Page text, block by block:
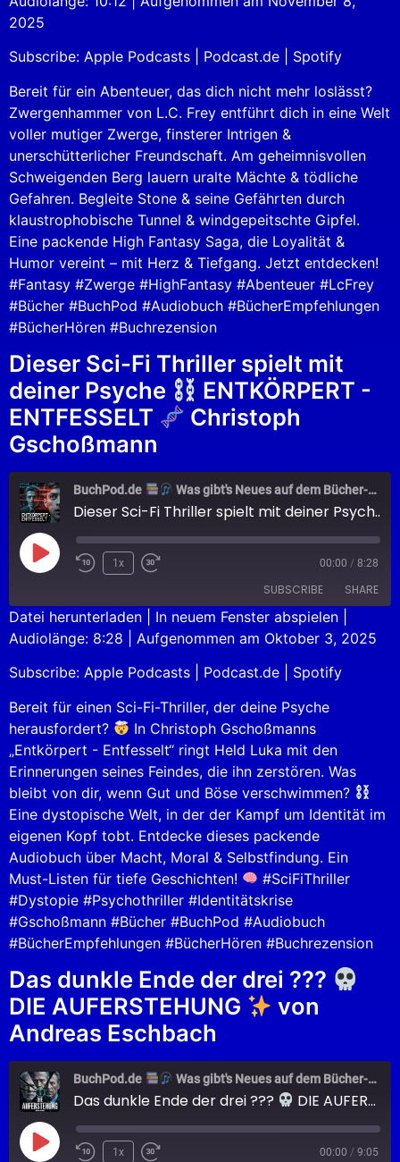
Apple Podcasts Podcast.de
RSS FEED
SHARE
EMBED
2025
Subscribe: Apple Podcasts Podcast.de
Spotify
Bereit für ein Abenteuer, das dich nicht mehr loslässt?
Zwergenhammer von L.C. Frey entführt dich in eine Welt
voller mutiger Zwerge, finsterer Intrigen &
unerschütterlicher Freundschaft. Am geheimnisvollen
Schweigenden Berg lauern uralte Mächte & tödliche
Gefahren. Begleite Stone & seine Gefährten durch
klaustrophobische Tunnel & windgepeitschte Gipfel.
Eine packende High Fantasy Saga, die Loyalität &
Humor vereint – mit Herz & Tiefgang. Jetzt entdecken!
#Fantasy #Zwerge #HighFantasy #Abenteuer #LcFrey
#Bücher #BuchPod #Audiobuch #BücherEmpfehlungen
#BücherHören #Buchrezension
Dieser Sci-Fi Thriller spielt mit
deiner Psyche
ENTKÖRPERT -
ENTFESSELT
Christoph
Gschoßmann
BuchPod.de Was gibt's Neues auf dem Bücher-Markt?
Dieser Sci-Fi Thriller spielt mit deiner Psyche
1x 00:00 / 8:28
SUBSCRIBE SHARE
Apple Podcasts Podcast.de
Spotify
RSS FEED
SHARE
LINK
EMBED
Datei herunterladen In neuem Fenster abspielen
Audiolänge: 8:28
Aufgenommen am Oktober 3, 2025
Subscribe: Apple Podcasts Podcast.de
Spotify
Bereit für einen Sci-Fi-Thriller, der deine Psyche
herausfordert?
In Christoph Gschoßmanns
„Entkörpert - Entfesselt“ ringt Held Luka mit den
Erinnerungen seines Feindes, die ihn zerstören. Was
bleibt von dir, wenn Gut und Böse verschwimmen?
Eine dystopische Welt, in der der Kampf um Identität im
eigenen Kopf tobt. Entdecke dieses packende
Audiobuch über Macht, Moral & Selbstfindung. Ein
Must-Listen für tiefe Geschichten!
#SciFiThriller
#Dystopie #Psychothriller #Identitätskrise
#Gschoßmann #Bücher #BuchPod #Audiobuch
#BücherEmpfehlungen #BücherHören #Buchrezension
Das dunkle Ende der drei ???
DIE AUFERSTEHUNG
von
Andreas Eschbach
BuchPod.de Was gibt's Neues auf dem Bücher-Markt?
Das dunkle Ende der drei ??? DIE AUFERSTEHUNG
1x 00:00 / 9:05